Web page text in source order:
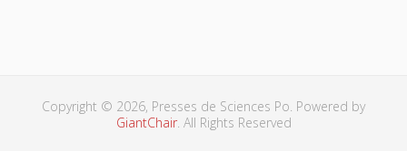
Copyright © 2026, Presses de Sciences Po. Powered by
GiantChair. All Rights Reserved